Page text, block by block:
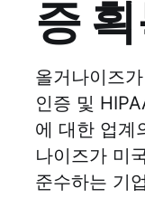
증
올거나이즈
인증 및
에 대한 업계
나이즈가 미
준수하는 기